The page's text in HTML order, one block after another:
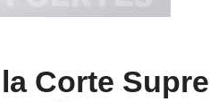
Corte